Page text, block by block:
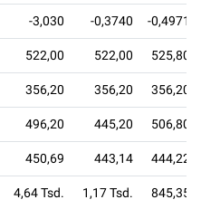
-3,030 -0,3740 -0,4971
522,00 522,00 525,80
356,20 356,20 356,20
496,20 445,20 506,80
450,69 443,14 444,22
4,64 Tsd. 1,17 Tsd. 845,35